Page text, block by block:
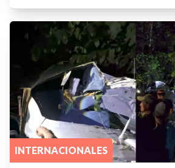
INTERNACIONALES